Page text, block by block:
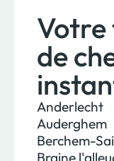
Votre
de
Anderlecht
Auderghem
Berchem-
Braine